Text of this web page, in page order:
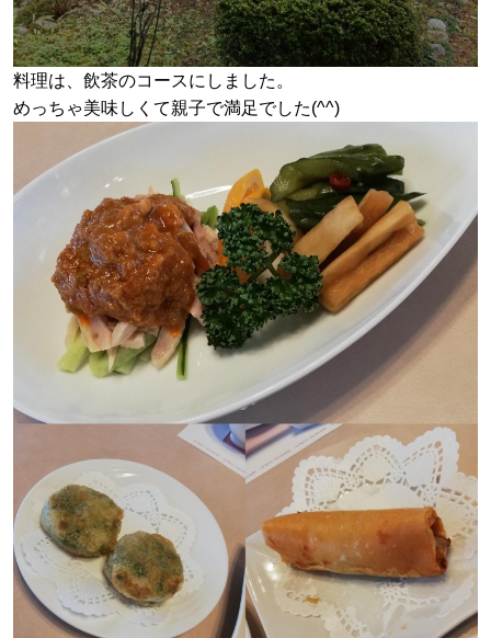
料理は、飲茶のコースにしました。
めっちゃ美味しくて親子で満足でした(^^)